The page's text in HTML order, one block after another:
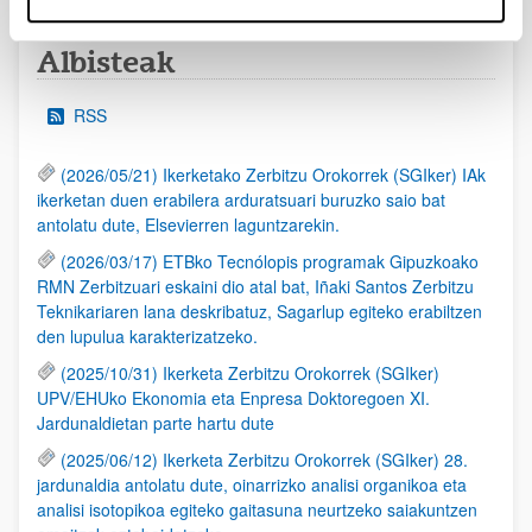
Albisteak
RSS
(2026/05/21) Ikerketako Zerbitzu Orokorrek (SGIker) IAk
ikerketan duen erabilera arduratsuari buruzko saio bat
antolatu dute, Elsevierren laguntzarekin.
(2026/03/17) ETBko Tecnólopis programak Gipuzkoako
RMN Zerbitzuari eskaini dio atal bat, Iñaki Santos Zerbitzu
Teknikariaren lana deskribatuz, Sagarlup egiteko erabiltzen
den lupulua karakterizatzeko.
(2025/10/31) Ikerketa Zerbitzu Orokorrek (SGIker)
UPV/EHUko Ekonomia eta Enpresa Doktoregoen XI.
Jardunaldietan parte hartu dute
(2025/06/12) Ikerketa Zerbitzu Orokorrek (SGIker) 28.
jardunaldia antolatu dute, oinarrizko analisi organikoa eta
analisi isotopikoa egiteko gaitasuna neurtzeko saiakuntzen